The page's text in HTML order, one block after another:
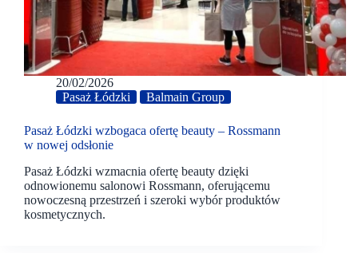
20/02/2026
Pasaż Łódzki
Balmain Group
Pasaż Łódzki wzbogaca ofertę beauty – Rossmann
w nowej odsłonie
Pasaż Łódzki wzmacnia ofertę beauty dzięki
odnowionemu salonowi Rossmann, oferującemu
nowoczesną przestrzeń i szeroki wybór produktów
kosmetycznych.